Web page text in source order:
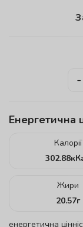
-
Енергетична
Калорії
302.88
Жири
20.57г
енергетична